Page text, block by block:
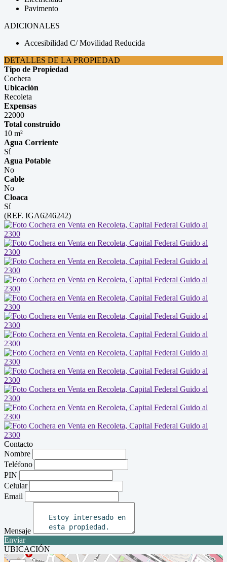
Pavimento
ADICIONALES
Accesibilidad C/ Movilidad Reducida
DETALLES DE LA PROPIEDAD
Tipo de Propiedad
Cochera
Ubicación
Recoleta
Expensas
22000
Total construido
10 m²
Agua Corriente
Sí
Agua Potable
No
Cable
No
Cloaca
Sí
(REF. IGA6246242)
Contacto
Nombre
Teléfono
PIN
Celular
Email
Mensaje
Enviar
UBICACIÓN